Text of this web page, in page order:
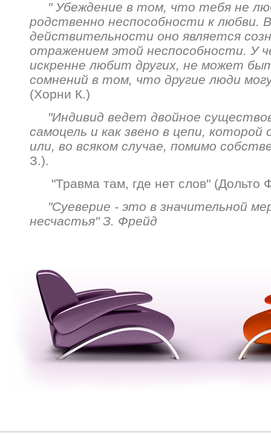
" Убеждение в том, что тебя не
родственно неспособности к любви.
действительности оно является
отражением этой неспособности. У
искренне любит других, не может
сомнений в том, что другие люди
(Хорни К.)
"Индивид ведет двойное
самоцель и как звено в цепи, которой
или, во всяком случае, помимо
З.).
"Травма там, где нет слов" (Дольто
"Суеверие - это в значительной
несчастья" З. Фрейд